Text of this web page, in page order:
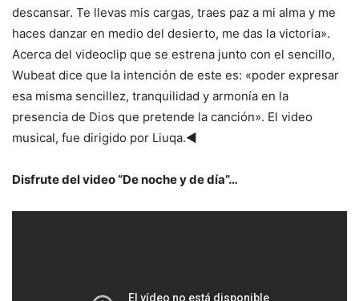
descansar. Te llevas mis cargas, traes paz a mi alma y me
haces danzar en medio del desierto, me das la victoria».
Acerca del videoclip que se estrena junto con el sencillo,
Wubeat dice que la intención de este es: «poder expresar
esa misma sencillez, tranquilidad y armonía en la
presencia de Dios que pretende la canción». El video
musical, fue dirigido por Liuqa.◄
Disfrute del video “De noche y de día”…